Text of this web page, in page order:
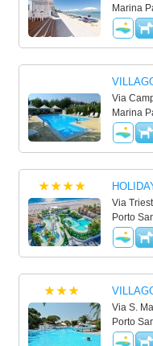
Marina
Via
Marina
Via
Porto
Via S.
Porto